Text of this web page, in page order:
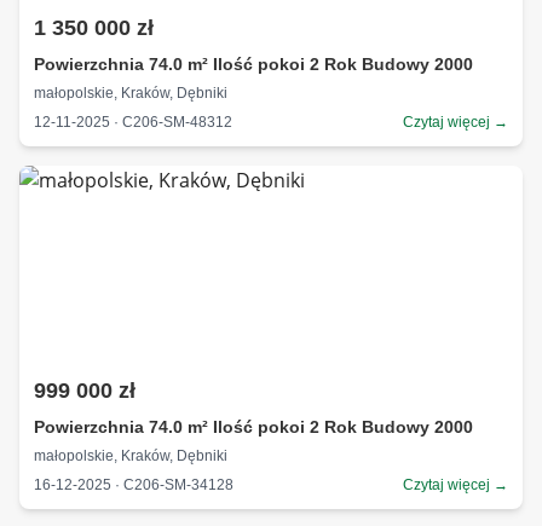
1 350 000 zł
Powierzchnia 74.0 m² Ilość pokoi 2 Rok Budowy 2000
małopolskie, Kraków, Dębniki
12-11-2025 · C206-SM-48312
Czytaj więcej →
999 000 zł
Powierzchnia 74.0 m² Ilość pokoi 2 Rok Budowy 2000
małopolskie, Kraków, Dębniki
16-12-2025 · C206-SM-34128
Czytaj więcej →